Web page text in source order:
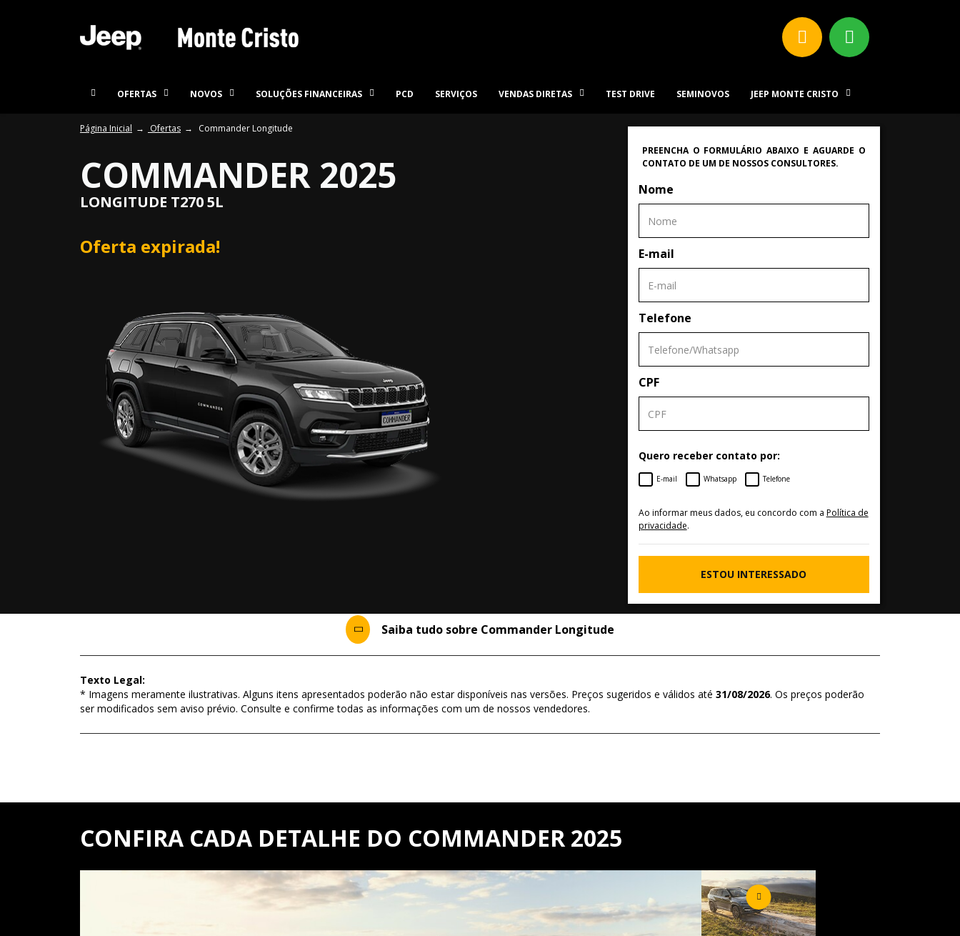
OFERTAS NOVOS SOLUÇÕES FINANCEIRAS PCD SERVIÇOS VENDAS DIRETAS TEST DRIVE SEMINOVOS JEEP MONTE CRISTO
Página Inicial Ofertas Commander Longitude
COMMANDER 2025
LONGITUDE T270 5L
Oferta expirada!
PREENCHA O FORMULÁRIO ABAIXO E AGUARDE O
CONTATO DE UM DE NOSSOS CONSULTORES.
Nome
E-mail
Telefone
CPF
Quero receber contato por:
E-mail Whatsapp Telefone
Ao informar meus dados, eu concordo com a Política de
privacidade.
ESTOU INTERESSADO
Saiba tudo sobre Commander Longitude
Texto Legal:
* Imagens meramente ilustrativas. Alguns itens apresentados poderão não estar disponíveis nas versões. Preços sugeridos e válidos até 31/08/2026. Os preços poderão
ser modificados sem aviso prévio. Consulte e confirme todas as informações com um de nossos vendedores.
CONFIRA CADA DETALHE DO COMMANDER 2025